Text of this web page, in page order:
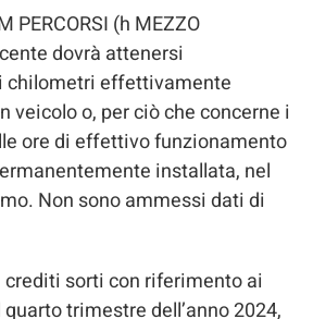
PERCORSI (h MEZZO
dovrà attenersi
chilometri effettivamente
veicolo o, per ciò che concerne i
ore di effettivo funzionamento
installata, nel
Non sono ammessi dati di
sorti con riferimento ai
trimestre dell’anno 2024,